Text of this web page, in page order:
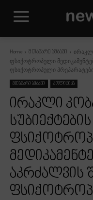
Home მთავარი ამბავი
ფსიქოტროპული
ფსიქოტროპული
მთავარი ამბავი პოლიტიკა
ირაკლი
აკრძალვის